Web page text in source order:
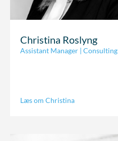
Christina Roslyng
Assistant Manager | Consulting
Læs om Christina